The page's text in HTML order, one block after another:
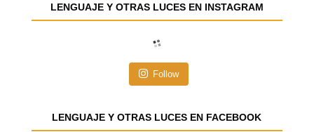
c
LENGUAJE Y OTRAS LUCES EN INSTAGRAM
Follow
LENGUAJE Y OTRAS LUCES EN FACEBOOK